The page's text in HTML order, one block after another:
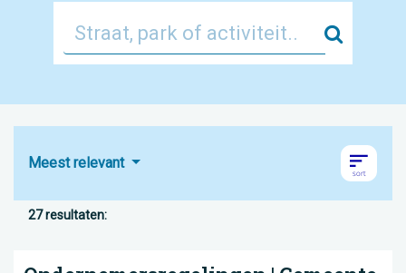
Zoek
Meest relevant
27 resultaten: